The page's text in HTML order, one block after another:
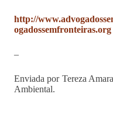
http://
ogadossemfronteiras.org
–
Enviada por Tereza
Ambiental.